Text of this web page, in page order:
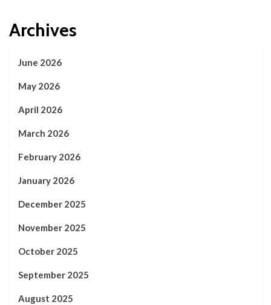
Archives
June 2026
May 2026
April 2026
March 2026
February 2026
January 2026
December 2025
November 2025
October 2025
September 2025
August 2025